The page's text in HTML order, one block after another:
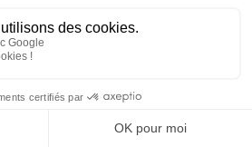
tour eiffel - Diamond Dotz